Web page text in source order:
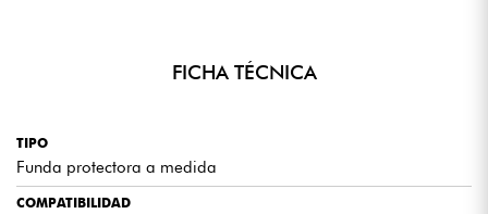
FICHA TÉCNICA
TIPO
Funda protectora a medida
COMPATIBILIDAD